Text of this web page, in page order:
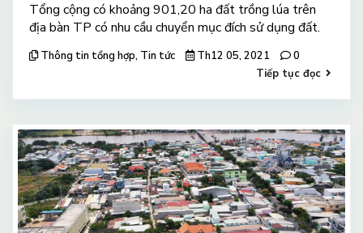
Tổng cộng có khoảng 901,20 ha đất trồng lúa trên
địa bàn TP có nhu cầu chuyển mục đích sử dụng đất.
Thông tin tổng hợp, Tin tức Th12 05, 2021
0
Tiếp tục đọc